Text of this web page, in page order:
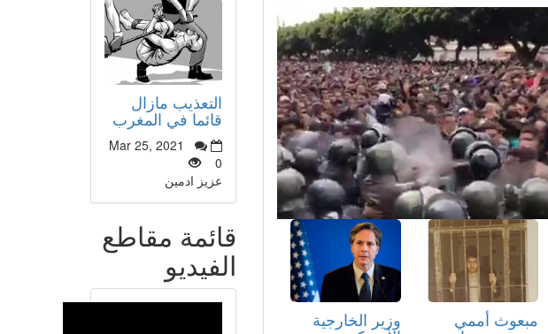
التعذيب مازال
قائما في المغرب
Mar 25, 2021
0
عزيز ادمين
قائمة مقاطع
الفيديو
وزير الخارجية مبعوث أممي